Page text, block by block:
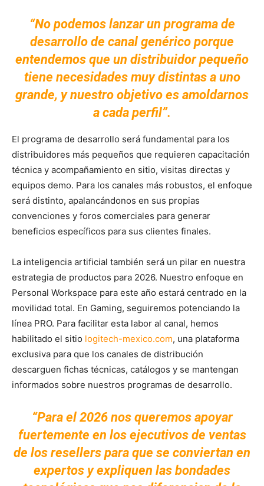
“No podemos lanzar un programa de
desarrollo de canal genérico porque
entendemos que un distribuidor pequeño
tiene necesidades muy distintas a uno
grande, y nuestro objetivo es amoldarnos
a cada perfil”.
El programa de desarrollo será fundamental para los
distribuidores más pequeños que requieren capacitación
técnica y acompañamiento en sitio, visitas directas y
equipos demo. Para los canales más robustos, el enfoque
será distinto, apalancándonos en sus propias
convenciones y foros comerciales para generar
beneficios específicos para sus clientes finales.
La inteligencia artificial también será un pilar en nuestra
estrategia de productos para 2026. Nuestro enfoque en
Personal Workspace para este año estará centrado en la
movilidad total. En Gaming, seguiremos potenciando la
línea PRO. Para facilitar esta labor al canal, hemos
habilitado el sitio logitech-mexico.com, una plataforma
exclusiva para que los canales de distribución
descarguen fichas técnicas, catálogos y se mantengan
informados sobre nuestros programas de desarrollo.
“Para el 2026 nos queremos apoyar
fuertemente en los ejecutivos de ventas
de los resellers para que se conviertan en
expertos y expliquen las bondades